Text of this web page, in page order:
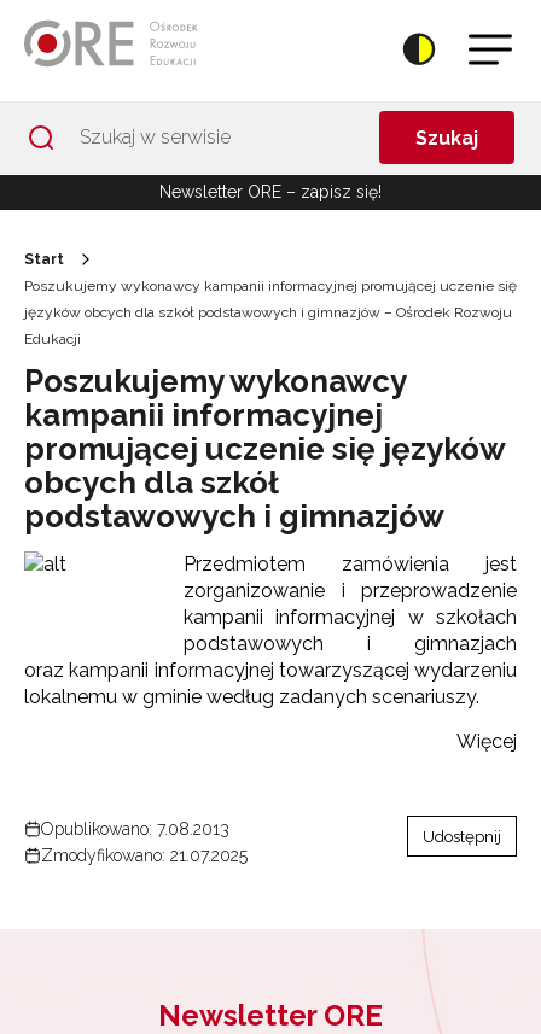
Szukaj
Newsletter ORE – zapisz się!
Start
Poszukujemy wykonawcy kampanii informacyjnej promującej uczenie się
języków obcych dla szkół podstawowych i gimnazjów – Ośrodek Rozwoju
Edukacji
Poszukujemy wykonawcy
kampanii informacyjnej
promującej uczenie się języków
obcych dla szkół
podstawowych i gimnazjów
Przedmiotem zamówienia jest
zorganizowanie i przeprowadzenie
kampanii informacyjnej w szkołach
podstawowych i gimnazjach
oraz kampanii informacyjnej towarzyszącej wydarzeniu
lokalnemu w gminie według zadanych scenariuszy.
Więcej
Opublikowano: 7.08.2013
Zmodyfikowano: 21.07.2025
Udostępnij
Newsletter ORE